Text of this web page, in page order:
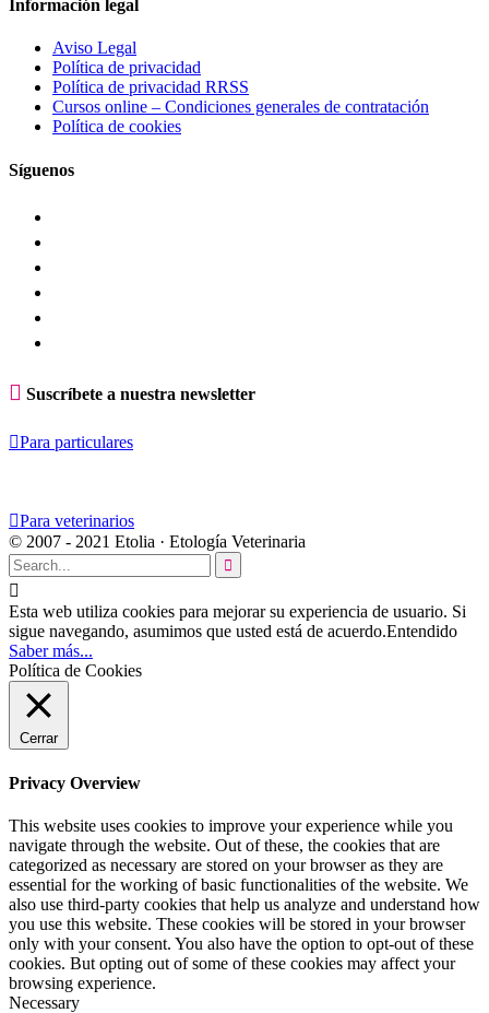
Información legal
Aviso Legal
Política de privacidad
Política de privacidad RRSS
Cursos online – Condiciones generales de contratación
Política de cookies
Síguenos
 Suscríbete a nuestra newsletter
Para particulares
Para veterinarios
© 2007 - 2021 Etolia · Etología Veterinaria


Esta web utiliza cookies para mejorar su experiencia de usuario. Si
sigue navegando, asumimos que usted está de acuerdo.Entendido
Saber más...
Política de Cookies
Cerrar
Privacy Overview
This website uses cookies to improve your experience while you
navigate through the website. Out of these, the cookies that are
categorized as necessary are stored on your browser as they are
essential for the working of basic functionalities of the website. We
also use third-party cookies that help us analyze and understand how
you use this website. These cookies will be stored in your browser
only with your consent. You also have the option to opt-out of these
cookies. But opting out of some of these cookies may affect your
browsing experience.
Necessary